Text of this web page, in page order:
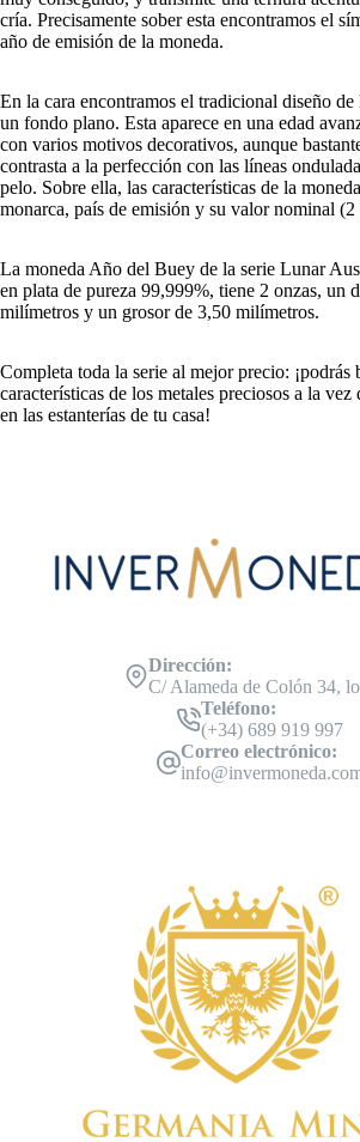
cría. Precisamente sober esta encontramos el
año de emisión de la moneda.
En la cara encontramos el tradicional diseño
un fondo plano. Esta aparece en una edad
con varios motivos decorativos, aunque
contrasta a la perfección con las líneas
pelo. Sobre ella, las características de la
monarca, país de emisión y su valor nominal (2
La moneda Año del Buey de la serie Lunar
en plata de pureza 99,999%, tiene 2 onzas, un
milímetros y un grosor de 3,50 milímetros.
Completa toda la serie al mejor precio: ¡podrás
características de los metales preciosos a la vez
en las estanterías de tu casa!
Dirección:
C/ Alameda de Colón 34,
Teléfono:
(+34) 689 919 997
Correo electrónico: